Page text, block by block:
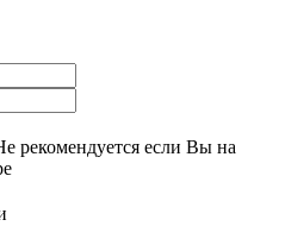
рекомендуется если Вы на